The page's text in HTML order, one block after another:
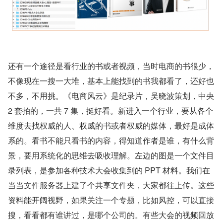
还有一个途径是看行业的书或者视频，当时电商的书很少，
不像现在一搜一大堆，基本上能找到的书我都看了，还好也
不多，不用挑。《电商风云》是纪录片，吴晓波策划，中央
2 套拍的，一共 7 集，挺好看。新进入一个行业，要从各个
维度去找权威的人、权威的书或者权威的媒体，最好是成体
系的。看书不能只看书的内容，得知道作者是谁，有什么背
景，要用系统化的思维去吸收理解。左边的图是一个文件目
录列表，是参加各种技术大会收集到的 PPT 材料。我们在
当当文件服务器上建了个共享文件夹，大家都往上传。这些
资料能开阔视野，如果关注一个专题，比如风控，可以直接
搜，看看都有谁讲过，是哪个公司的。有些大会的视频回放